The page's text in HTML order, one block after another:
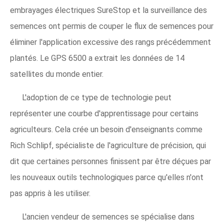
embrayages électriques SureStop et la surveillance des
semences ont permis de couper le flux de semences pour
éliminer l'application excessive des rangs précédemment
plantés. Le GPS 6500 a extrait les données de 14
satellites du monde entier.
L'adoption de ce type de technologie peut
représenter une courbe d'apprentissage pour certains
agriculteurs. Cela crée un besoin d'enseignants comme
Rich Schlipf, spécialiste de l'agriculture de précision, qui
dit que certaines personnes finissent par être déçues par
les nouveaux outils technologiques parce qu'elles n'ont
pas appris à les utiliser.
L'ancien vendeur de semences se spécialise dans